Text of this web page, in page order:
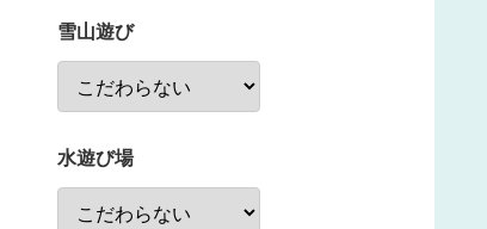
雪山遊び
水遊び場